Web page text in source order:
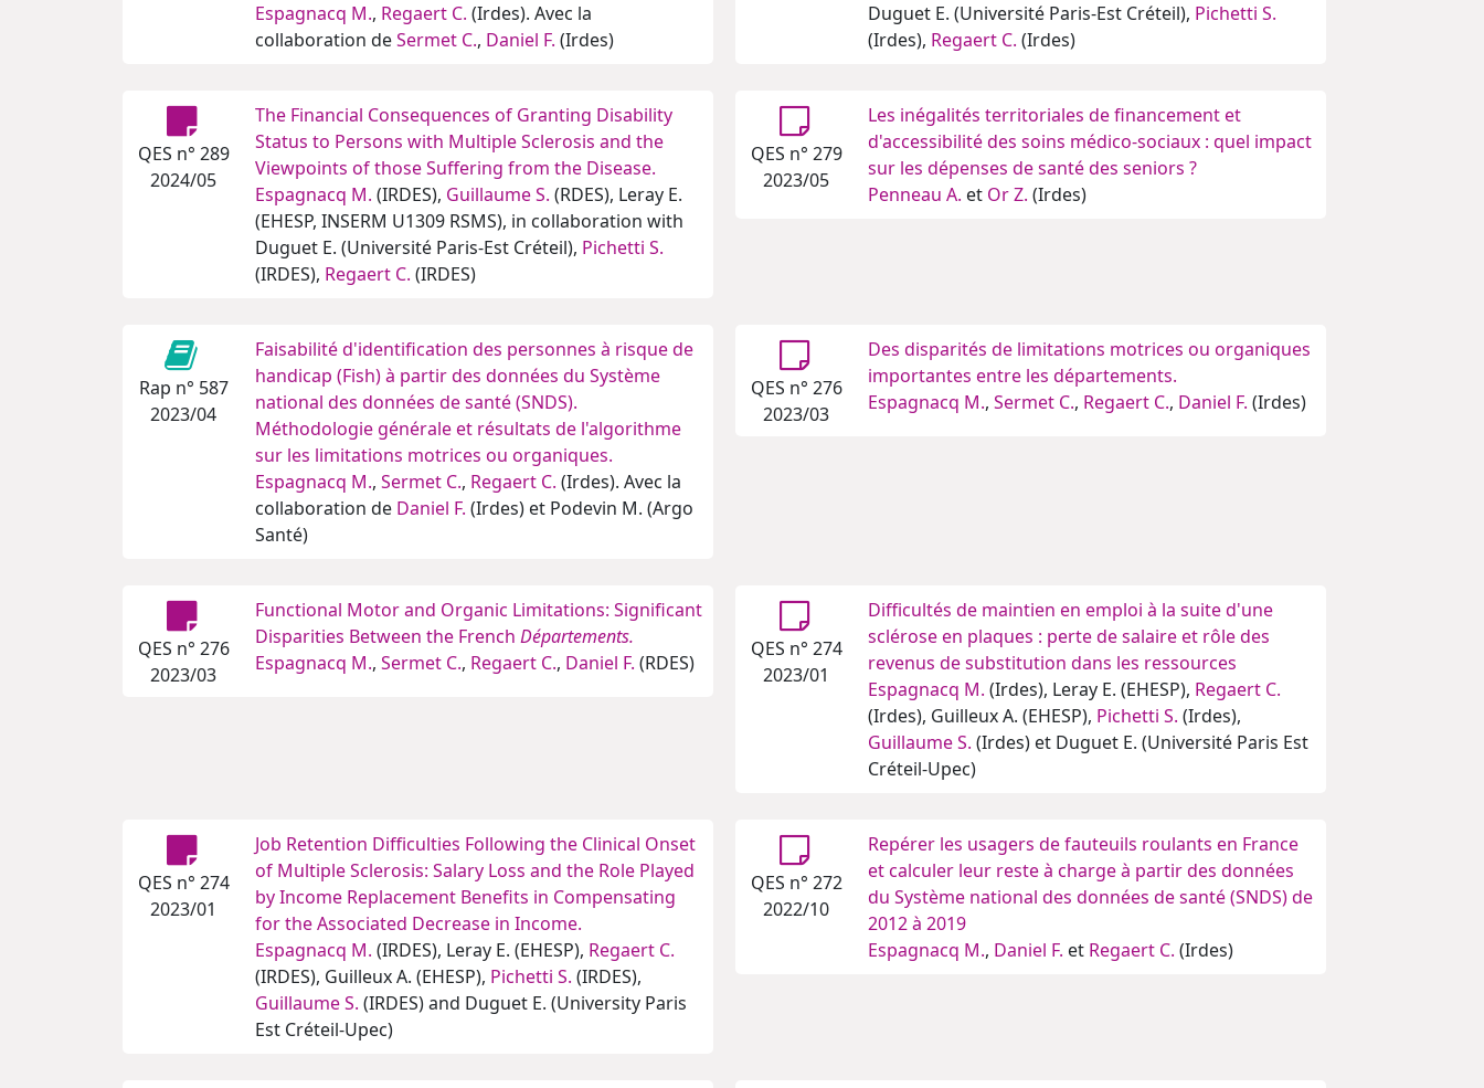
Espagnacq M., Regaert C. (Irdes). Avec la
collaboration deSermet C., Daniel F. (Irdes)
Duguet E. (Université Paris-Est Créteil), Pichetti S.
(Irdes), Regaert C. (Irdes)
QES n° 289
2024/05
The Financial Consequences of Granting Disability
Status to Persons with Multiple Sclerosis and the
Viewpoints of those Suffering from the Disease.
Espagnacq M. (IRDES), Guillaume S. (RDES), Leray E.
(EHESP, INSERM U1309 RSMS), in collaboration with
Duguet E. (Université Paris-Est Créteil), Pichetti S.
(IRDES), Regaert C. (IRDES)
QES n° 279
2023/05
Les inégalités territoriales de financement et
d'accessibilité des soins médico-sociaux : quel impact
sur les dépenses de santé des seniors ?
Penneau A. et Or Z. (Irdes)
Rap n° 587
2023/04
Faisabilité d'identification des personnes à risque de
handicap (Fish) à partir des données du Système
national des données de santé (SNDS).
Méthodologie générale et résultats de l'algorithme
sur les limitations motrices ou organiques.
Espagnacq M., Sermet C., Regaert C. (Irdes). Avec la
collaboration de Daniel F. (Irdes) et Podevin M. (Argo
Santé)
QES n° 276
2023/03
Des disparités de limitations motrices ou organiques
importantes entre les départements.
Espagnacq M., Sermet C., Regaert C., Daniel F. (Irdes)
QES n° 276
2023/03
Functional Motor and Organic Limitations: Significant
Disparities Between the French Départements.
Espagnacq M., Sermet C., Regaert C., Daniel F. (RDES)
QES n° 274
2023/01
Difficultés de maintien en emploi à la suite d'une
sclérose en plaques : perte de salaire et rôle des
revenus de substitution dans les ressources
Espagnacq M. (Irdes), Leray E. (EHESP), Regaert C.
(Irdes), Guilleux A. (EHESP), Pichetti S. (Irdes),
Guillaume S. (Irdes) et Duguet E. (Université Paris Est
Créteil-Upec)
QES n° 274
2023/01
Job Retention Difficulties Following the Clinical Onset
of Multiple Sclerosis: Salary Loss and the Role Played
by Income Replacement Benefits in Compensating
for the Associated Decrease in Income.
Espagnacq M. (IRDES), Leray E. (EHESP), Regaert C.
(IRDES), Guilleux A. (EHESP), Pichetti S. (IRDES),
Guillaume S. (IRDES) and Duguet E. (University Paris
Est Créteil-Upec)
QES n° 272
2022/10
Repérer les usagers de fauteuils roulants en France
et calculer leur reste à charge à partir des données
du Système national des données de santé (SNDS) de
2012 à 2019
Espagnacq M., Daniel F. et Regaert C. (Irdes)